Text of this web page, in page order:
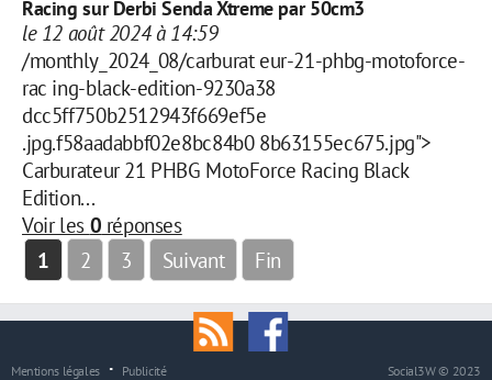
Racing sur Derbi Senda Xtreme par 50cm3
le 12 août 2024 à 14:59
/monthly_2024_08/carburat eur-21-phbg-motoforce-
rac ing-black-edition-9230a38
dcc5ff750b2512943f669ef5e
.jpg.f58aadabbf02e8bc84b0 8b63155ec675.jpg">
Carburateur 21 PHBG MotoForce Racing Black
Edition...
Voir les 0 réponses
1
2 3 Suivant Fin
Social3W © 2023
Mentions légales Publicité